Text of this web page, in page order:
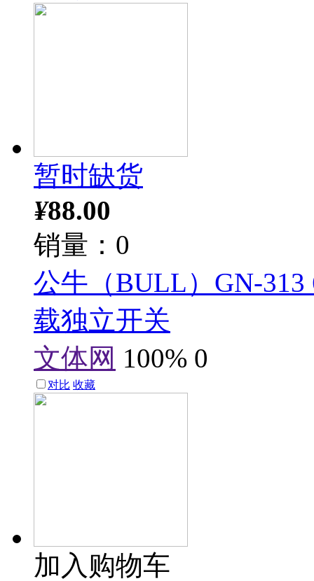
暂时缺货
¥88.00
销量：0
公牛（BULL）GN-
载独立开关
文体网 100% 0
对比 收藏
加入购物车